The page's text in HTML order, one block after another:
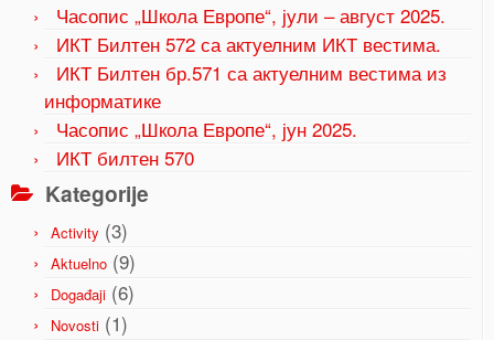
Часопис „Школа Европе“, јули – август 2025.
ИКТ Билтен 572 са актуелним ИКТ вестима.
ИКТ Билтен бр.571 са актуелним вестима из
информатике
Часопис „Школа Европе“, јун 2025.
ИКТ билтен 570
Kategorije
Activity (3)
Aktuelno (9)
Događaji (6)
Novosti (1)